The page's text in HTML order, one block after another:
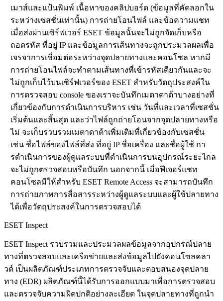
เมาส์และแป้นพิมพ์ เนื้อหาของคลิปบอร์ด (ข้อมูลที่คัดลอกใน
ระหว่างเซสชั่นเท่านั้น) การถ่ายโอนไฟล์ และข้อความแชท
เมื่อส่งผ่านเซิร์ฟเวอร์ ESET ข้อมูลนั้นจะไม่ถูกจัดเก็บหรือ
ถอดรหัส ที่อยู่ IP และข้อมูลการเส้นทางจะถูกประมวลผลเพื่อ
เจรจาการเชื่อมต่อระหว่างจุดปลายทางและคอนโซล หากมี
การถ่ายโอนไฟล์จะทําตามเส้นทางที่เข้ารหัสเดียวกันและจะ
ไม่ถูกเก็บไว้บนเซิร์ฟเวอร์ของ ESET สําหรับวัตถุประสงค์ใน
การตรวจสอบ console ของเราจะบันทึกเมตาดาต้าบางอย่างที่
เกี่ยวข้องกับการดําเนินการบริหาร เช่น วันที่และเวลาที่เซสชั่น
เริ่มต้นและสิ้นสุด และว่าไฟล์ถูกถ่ายโอนจากจุดปลายทางหรือ
ไม่ จะเก็บรวบรวมเมตาดาต้าเพิ่มเติมที่เกี่ยวข้องกับเซสชั่น
เช่น ชื่อไฟล์ของไฟล์ที่ส่ง ที่อยู่ IP ชื่อเครื่อง และชื่อผู้ใช้ กา
รดําเนินการของผู้ดูแลระบบที่ดําเนินการบนอุปกรณ์ระยะไกล
จะไม่ถูกตรวจสอบหรือบันทึก นอกจากนี้ เมื่อฟีเจอร์แชท
คอนโซลมีให้สําหรับ ESET Remote Access จะสามารถบันทึก
การถ่ายภาพการสื่อสารระหว่างผู้ดูแลระบบและผู้ใช้ปลายทาง
ได้เพื่อวัตถุประสงค์ในการตรวจสอบได้
ESET Inspect
ESET Inspect รวบรวมและประมวลผลข้อมูลจากอุปกรณ์ปลาย
ทางที่ตรวจสอบและเครือข่ายและส่งข้อมูลไปยังคอนโซลคลา
วด์ เป็นผลิตภัณฑ์ประเภทการตรวจจับและตอบสนองจุดปลาย
ทาง (EDR) ผลิตภัณฑ์นี้ได้รับการออกแบบมาเพื่อการตรวจสอบ
และตรวจจับความผิดปกติอย่างละเอียด ในจุดปลายทางที่ถูกนํา